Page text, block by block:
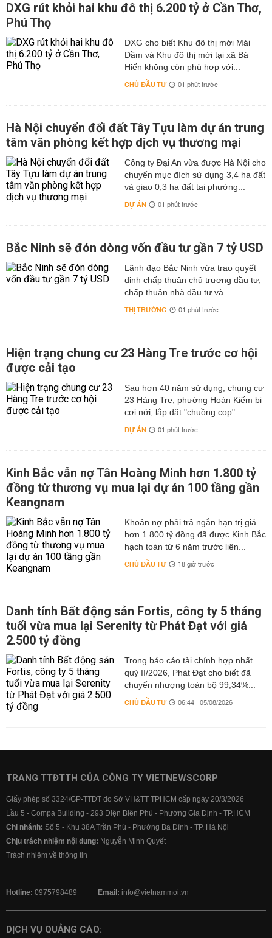
DXG rút khỏi hai khu đô thị 6.200 tỷ ở Cần Thơ,
Phú Thọ
DXG cho biết Khu đô thị mới Mái
Dầm và Khu đô thị mới tại xã Bá
Hiến không còn phù hợp với...
CHỦ ĐẦU TƯ 01 phút trước
Hà Nội chuyển đổi đất Tây Tựu làm dự án trung
tâm văn phòng kết hợp dịch vụ thương mại
Công ty Đại An vừa được Hà Nội cho
chuyển mục đích sử dụng 3,4 ha đất
và giao 0,3 ha đất tại phường...
DỰ ÁN 01 phút trước
Bắc Ninh sẽ đón dòng vốn đầu tư gần 7 tỷ USD
Lãnh đạo Bắc Ninh vừa trao quyết
định chấp thuận chủ trương đầu tư,
chấp thuận nhà đầu tư và...
THỊ TRƯỜNG 01 phút trước
Hiện trạng chung cư 23 Hàng Tre trước cơ hội
được cải tạo
Sau hơn 40 năm sử dụng, chung cư
23 Hàng Tre, phường Hoàn Kiếm bị
cơi nới, lắp đặt "chuồng cọp"...
DỰ ÁN 01 phút trước
Kinh Bắc vẫn nợ Tân Hoàng Minh hơn 1.800 tỷ
đồng từ thương vụ mua lại dự án 100 tầng gần
Keangnam
hơn 1.800 tỷ đồng đã được Kinh Bắc
hạch toán từ 6 năm trước liên...
CHỦ ĐẦU TƯ 18 giờ trước
Danh tính Bất động sản Fortis, công ty 5 tháng
tuổi vừa mua lại Serenity từ Phát Đạt với giá
2.500 tỷ đồng
Trong báo cáo tài chính hợp nhất
quý II/2026, Phát Đạt cho biết đã
chuyển nhượng toàn bộ 99,34%...
CHỦ ĐẦU TƯ 06:44 | 05/08/2026
TRANG TTĐTTH CỦA CÔNG TY VIETNEWSCORP
Giấy phép số 3324/GP-TTĐT do Sở VH&TT TPHCM cấp ngày 20/3/2026
Lầu 5 - Compa Building - 293 Điện Biên Phủ - Phường Gia Định - TP.HCM
Chi nhánh: Số 5 - Khu 38A Trần Phú - Phường Ba Đình - TP. Hà Nội
Chịu trách nhiệm nội dung: Nguyễn Minh Quyết
Trách nhiệm về thông tin
Hotline: 0975798489 Email: info@vietnammoi.vn
DỊCH VỤ QUẢNG CÁO: